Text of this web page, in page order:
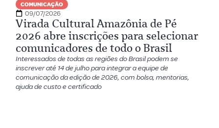
COMUNICAÇÃO
09/07/2026
Virada Cultural Amazônia de Pé
2026 abre inscrições para selecionar
comunicadores de todo o Brasil
Interessados de todas as regiões do Brasil podem se
inscrever até 14 de julho para integrar a equipe de
comunicação da edição de 2026, com bolsa, mentorias,
ajuda de custo e certificado